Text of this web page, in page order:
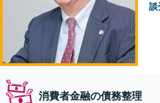
談
消費者金融の債務整理